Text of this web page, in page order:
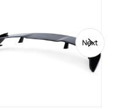
Next